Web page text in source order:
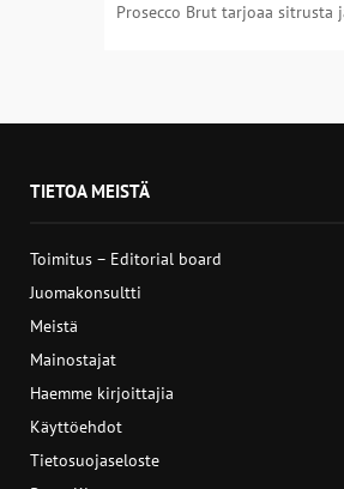
Prosecco Brut tarjoaa sitrusta
TIETOA MEISTÄ
Toimitus – Editorial board
Juomakonsultti
Meistä
Mainostajat
Haemme kirjoittajia
Käyttöehdot
Tietosuojaseloste